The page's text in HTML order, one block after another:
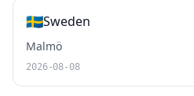
🇸🇪Sweden
Malmö
2026-08-08